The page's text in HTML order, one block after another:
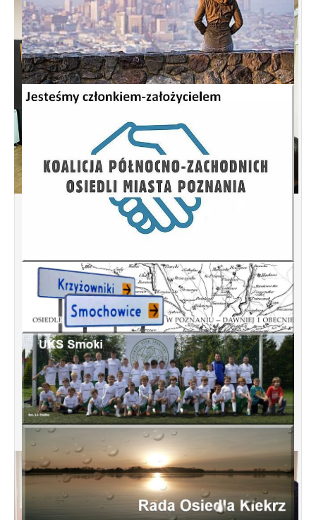
Spotkanie informacyjne w sprawie
budowy ulic Łebska, Łagowska,
Kociewska, Żukowska